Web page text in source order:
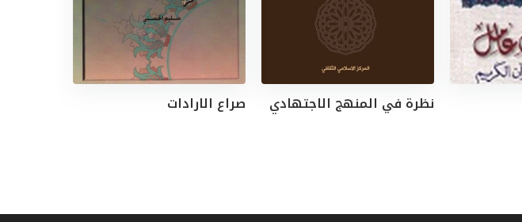
نظرة في المنهج الاجتهادي صراع الارادات